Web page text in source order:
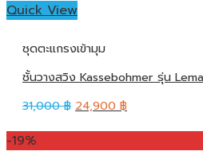
Quick View
ชุดตะแกรงเข้ามุม
ชั้นวางสวิง Kassebohmer รุ่น
31,000฿ 24,900฿
-19%